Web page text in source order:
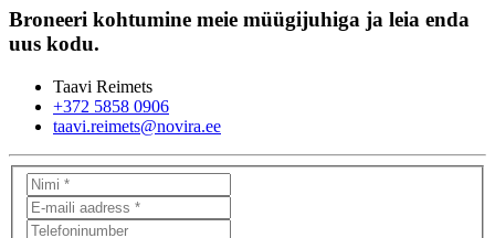
Broneeri kohtumine meie müügijuhiga ja leia enda
uus kodu.
Taavi Reimets
+372 5858 0906
taavi.reimets@novira.ee